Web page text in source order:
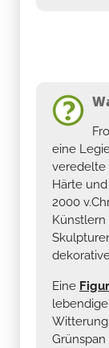
eine
veredelte
Härte
2000
Eine